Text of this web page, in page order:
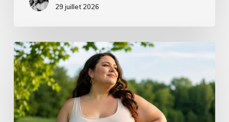
célèbre
rondes
29 juillet 2026
Les
avantages
d’être
gros
!